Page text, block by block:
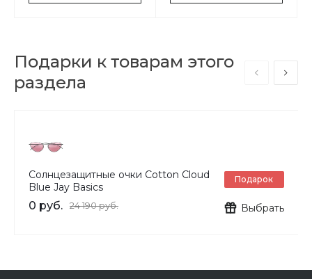
Подарки к товарам этого
раздела
Солнцезащитные очки Cotton Cloud
Blue Jay Basics
0 руб. 24 190 руб.
Подарок
Выбрать